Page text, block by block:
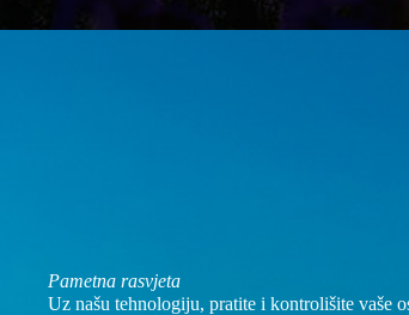
Pametna rasvjeta
Uz našu tehnologiju, pratite i kontrolišite vaše